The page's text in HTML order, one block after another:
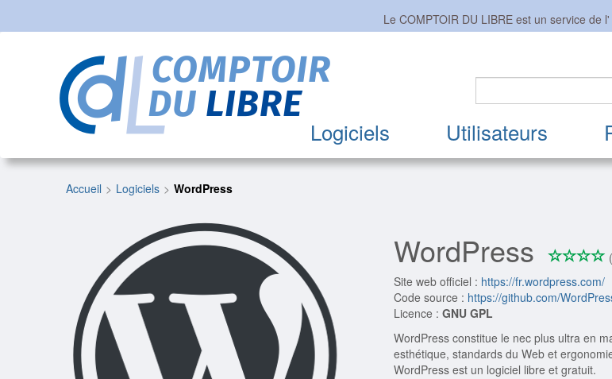
Le COMPTOIR DU LIBRE est un service de l'
Logiciels Utilisateurs
Accueil Logiciels WordPress
WordPress ***
Site web officiel : https://fr.wordpress.com/
Code source : https://github.com/
Licence : GNU GPL
WordPress constitue le nec plus ultra en
esthétique, standards du Web et
WordPress est un logiciel libre et gratuit.